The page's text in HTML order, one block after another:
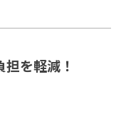
を軽減！